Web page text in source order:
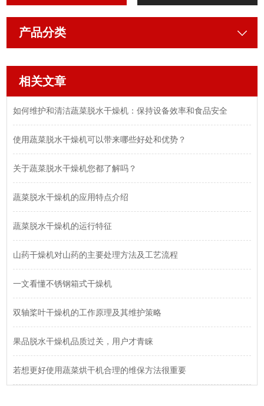
产品分类
相关文章
如何维护和清洁蔬菜脱水干燥机：保持设备效率和食品安全
使用蔬菜脱水干燥机可以带来哪些好处和优势？
关于蔬菜脱水干燥机您都了解吗？
蔬菜脱水干燥机的应用特点介绍
蔬菜脱水干燥机的运行特征
山药干燥机对山药的主要处理方法及工艺流程
一文看懂不锈钢箱式干燥机
双轴桨叶干燥机的工作原理及其维护策略
果品脱水干燥机品质过关，用户才青睐
若想更好使用蔬菜烘干机合理的维保方法很重要